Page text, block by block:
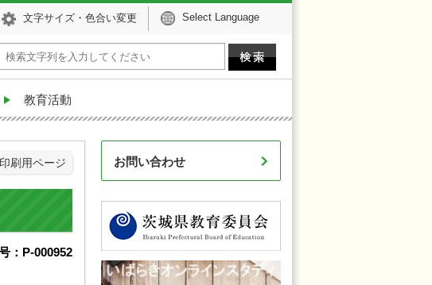
文字サイズ・色合い変更 Select Language
教育活動
印刷用ページ
：P-000952
お問い合わせ